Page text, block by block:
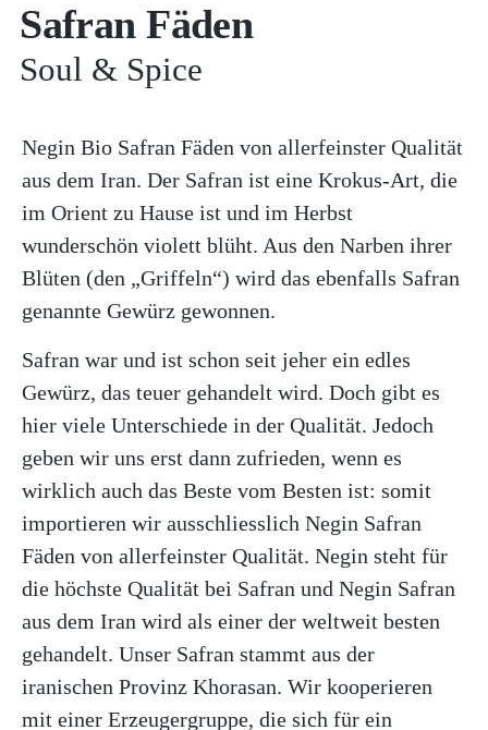
Safran Fäden
Soul & Spice
Negin Bio Safran Fäden von allerfeinster Qualität
aus dem Iran. Der Safran ist eine Krokus-Art, die
im Orient zu Hause ist und im Herbst
wunderschön violett blüht. Aus den Narben ihrer
Blüten (den „Griffeln“) wird das ebenfalls Safran
genannte Gewürz gewonnen.
Safran war und ist schon seit jeher ein edles
Gewürz, das teuer gehandelt wird. Doch gibt es
hier viele Unterschiede in der Qualität. Jedoch
geben wir uns erst dann zufrieden, wenn es
wirklich auch das Beste vom Besten ist: somit
importieren wir ausschliesslich Negin Safran
Fäden von allerfeinster Qualität. Negin steht für
die höchste Qualität bei Safran und Negin Safran
aus dem Iran wird als einer der weltweit besten
gehandelt. Unser Safran stammt aus der
iranischen Provinz Khorasan. Wir kooperieren
mit einer Erzeugergruppe, die sich für ein